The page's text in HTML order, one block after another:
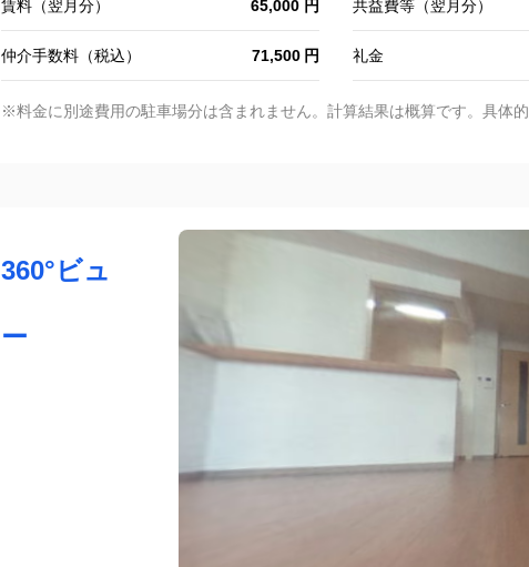
賃料（翌月分） 65,000 円 共益費等（翌月分）
仲介手数料（税込） 71,500 礼金
※料金に別途費用の駐車場分は含まれません。計算結果は概算です。具体
360°ビュ
ー